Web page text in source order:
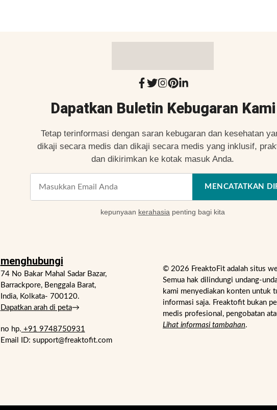
Dapatkan Buletin Kebugaran Kami
Tetap terinformasi dengan saran kebugaran dan kesehatan
dikaji secara medis dan dikaji secara medis yang inklusif,
dan dikirimkan ke kotak masuk Anda.
MENCATATKAN
kepunyaan kerahasia penting bagi kita
menghubungi
74 No Bakar Mahal Sadar Bazar,
Barrackpore, Benggala Barat,
India, Kolkata- 700120.
Dapatkan arah di peta→
no hp. +91 9748750931
Email ID: support@freaktofit.com
© 2026 FreaktoFit adalah situs
Semua hak dilindungi undang-
kami menyediakan konten untuk
informasi saja. Freaktofit bukan
medis profesional, pengobatan
Lihat informasi tambahan.